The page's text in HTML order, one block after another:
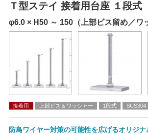
Ｔ型ステイ 接着用台座 １段式
φ6.0 × H50 ～ 150（上部ビス留め／ワ
接着用 上部ビス＆ワッシャー 1段式 SUS304
防鳥ワイヤー対策の可能性を広げるオリジナ